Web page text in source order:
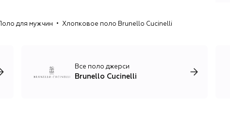
производстве бренда разрабатывают уникальные
Помимо кашемирового трикотажа, бренд выпускает
домашний текстиль и предметы декора, одежду и
Поло для мужчин Хлопковое поло Brunello Cucinelli
Все поло джерси
Brunello Cucinelli